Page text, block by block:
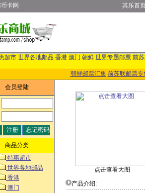
卡网 其乐首
超市 世界各地邮品 香港 澳门 朝鲜 世界专题邮票 前
朝鲜邮票汇集 前苏联邮票专
会员登陆
商品分类
特惠超市
世界各地邮品
香港
澳门
点击查看大图
产品介绍: